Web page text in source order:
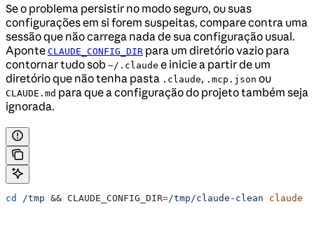
Se o problema persistir no modo seguro, ou suas
configurações em si forem suspeitas, compare contra uma
sessão que não carrega nada de sua configuração usual.
Aponte CLAUDE_CONFIG_DIR para um diretório vazio para
contornar tudo sob ~/.claude e inicie a partir de um
diretório que não tenha pasta .claude, .mcp.json ou
CLAUDE.md para que a configuração do projeto também seja
ignorada.
cd /tmp && CLAUDE_CONFIG_DIR=/tmp/claude-clean claude